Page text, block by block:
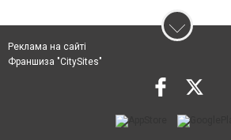
Реклама на сайті
Франшиза "CitySites"